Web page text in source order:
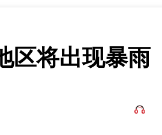
区将出现暴雨